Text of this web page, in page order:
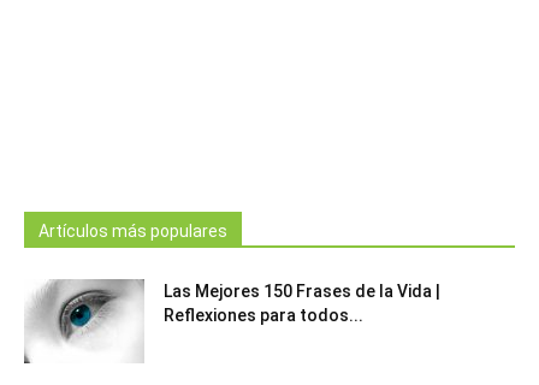
Artículos más populares
Las Mejores 150 Frases de la Vida |
Reflexiones para todos...